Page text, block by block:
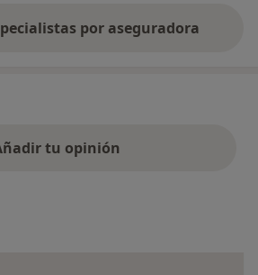
por aseguradora
tu opinión